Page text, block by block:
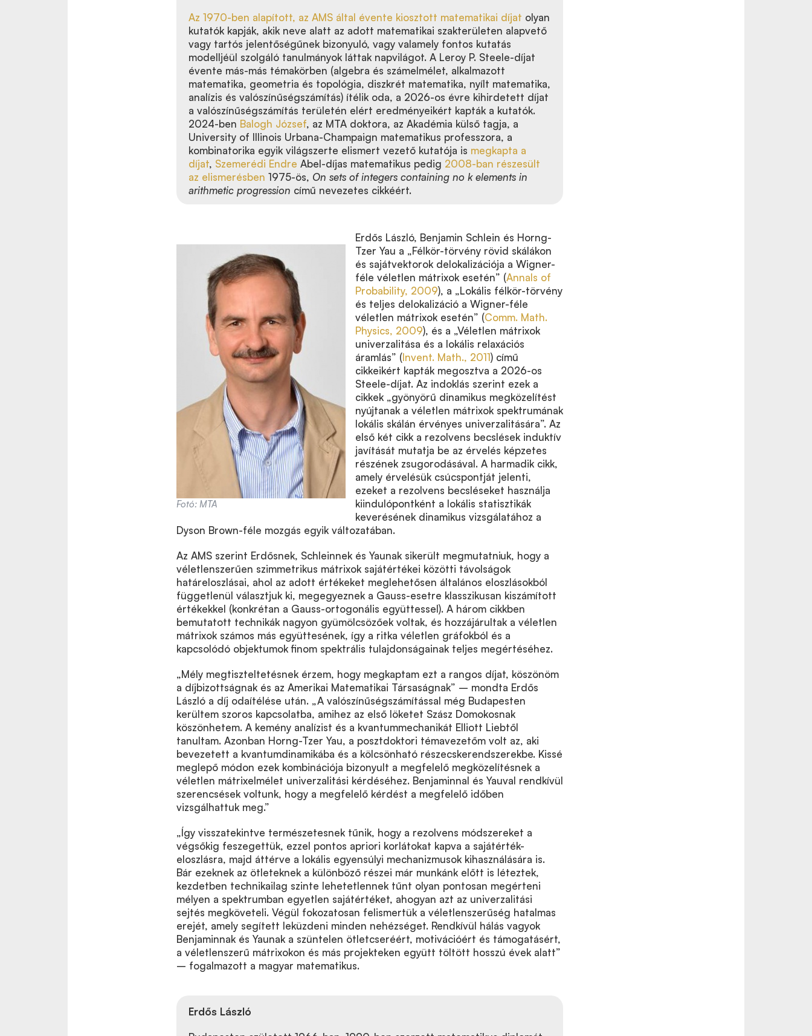
Az 1970-ben alapított, az AMS által évente kiosztott matematikai díjat olyan
kutatók kapják, akik neve alatt az adott matematikai szakterületen alapvető
vagy tartós jelentőségűnek bizonyuló, vagy valamely fontos kutatás
modelljéül szolgáló tanulmányok láttak napvilágot. A Leroy P. Steele-díjat
évente más-más témakörben (algebra és számelmélet, alkalmazott
matematika, geometria és topológia, diszkrét matematika, nyílt matematika,
analízis és valószínűségszámítás) ítélik oda, a 2026-os évre kihirdetett díjat
a valószínűségszámítás területén elért eredményeikért kapták a kutatók.
2024-ben Balogh József, az MTA doktora, az Akadémia külső tagja, a
University of Illinois Urbana-Champaign matematikus professzora, a
kombinatorika egyik világszerte elismert vezető kutatója is megkapta a
díjat, Szemerédi Endre Abel-díjas matematikus pedig 2008-ban részesült
az elismerésben 1975-ös, On sets of integers containing no k elements in
arithmetic progression című nevezetes cikkéért.
Fotó: MTA
Erdős László, Benjamin Schlein és Horng-
Tzer Yau a „Félkör-törvény rövid skálákon
és sajátvektorok delokalizációja a Wigner-
féle véletlen mátrixok esetén” (Annals of
Probability, 2009), a „Lokális félkör-törvény
és teljes delokalizáció a Wigner-féle
véletlen mátrixok esetén” (Comm. Math.
Physics, 2009), és a „Véletlen mátrixok
univerzalitása és a lokális relaxációs
áramlás” (Invent. Math., 2011) című
cikkeikért kapták megosztva a 2026-os
Steele-díjat. Az indoklás szerint ezek a
cikkek „gyönyörű dinamikus megközelítést
nyújtanak a véletlen mátrixok spektrumának
lokális skálán érvényes univerzalitására”. Az
első két cikk a rezolvens becslések induktív
javítását mutatja be az érvelés képzetes
részének zsugorodásával. A harmadik cikk,
amely érvelésük csúcspontját jelenti,
ezeket a rezolvens becsléseket használja
kiindulópontként a lokális statisztikák
keverésének dinamikus vizsgálatához a
Dyson Brown-féle mozgás egyik változatában.
Az AMS szerint Erdősnek, Schleinnek és Yaunak sikerült megmutatniuk, hogy a
véletlenszerűen szimmetrikus mátrixok sajátértékei közötti távolságok
határeloszlásai, ahol az adott értékeket meglehetősen általános eloszlásokból
függetlenül választjuk ki, megegyeznek a Gauss-esetre klasszikusan kiszámított
értékekkel (konkrétan a Gauss-ortogonális együttessel). A három cikkben
bemutatott technikák nagyon gyümölcsözőek voltak, és hozzájárultak a véletlen
mátrixok számos más együttesének, így a ritka véletlen gráfokból és a
kapcsolódó objektumok finom spektrális tulajdonságainak teljes megértéséhez.
„Mély megtiszteltetésnek érzem, hogy megkaptam ezt a rangos díjat, köszönöm
a díjbizottságnak és az Amerikai Matematikai Társaságnak” – mondta Erdős
László a díj odaítélése után. „A valószínűségszámítással még Budapesten
kerültem szoros kapcsolatba, amihez az első löketet Szász Domokosnak
köszönhetem. A kemény analízist és a kvantummechanikát Elliott Liebtől
tanultam. Azonban Horng-Tzer Yau, a posztdoktori témavezetőm volt az, aki
bevezetett a kvantumdinamikába és a kölcsönható részecskerendszerekbe. Kissé
meglepő módon ezek kombinációja bizonyult a megfelelő megközelítésnek a
véletlen mátrixelmélet univerzalitási kérdéséhez. Benjaminnal és Yauval rendkívül
szerencsések voltunk, hogy a megfelelő kérdést a megfelelő időben
vizsgálhattuk meg.”
„Így visszatekintve természetesnek tűnik, hogy a rezolvens módszereket a
végsőkig feszegettük, ezzel pontos apriori korlátokat kapva a sajátérték-
eloszlásra, majd áttérve a lokális egyensúlyi mechanizmusok kihasználására is.
Bár ezeknek az ötleteknek a különböző részei már munkánk előtt is léteztek,
kezdetben technikailag szinte lehetetlennek tűnt olyan pontosan megérteni
mélyen a spektrumban egyetlen sajátértéket, ahogyan azt az univerzalitási
sejtés megköveteli. Végül fokozatosan felismertük a véletlenszerűség hatalmas
erejét, amely segített leküzdeni minden nehézséget. Rendkívül hálás vagyok
Benjaminnak és Yaunak a szüntelen ötletcseréért, motivációért és támogatásért,
a véletlenszerű mátrixokon és más projekteken együtt töltött hosszú évek alatt”
– fogalmazott a magyar matematikus.
Erdős László